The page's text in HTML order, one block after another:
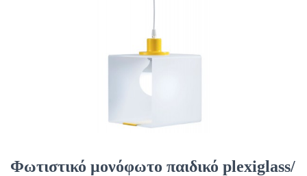
Φωτιστικό μονόφωτο παιδικό plexiglass/